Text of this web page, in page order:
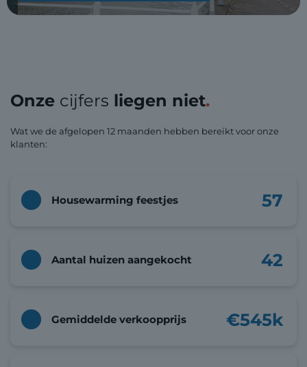
Onze cijfers liegen niet.
Wat we de afgelopen 12 maanden hebben bereikt voor onze
klanten:
57
Housewarming feestjes
42
Aantal huizen aangekocht
€545k
Gemiddelde verkoopprijs